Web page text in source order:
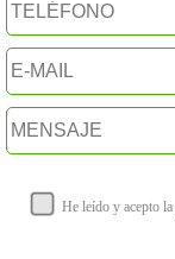
He leído y acepto la